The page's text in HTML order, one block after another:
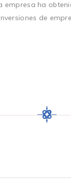
empresa ha
de